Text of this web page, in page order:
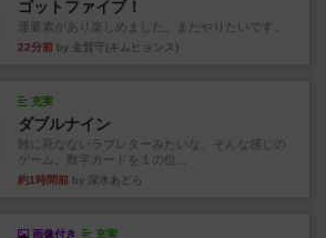
ゴットファイブ！
運要素があり楽しめました。またやりたいです。
22分前 by 金賢守(キムヒョンス)
充実
ダブルナイン
雑に死なないラブレターみたいな、そんな感じの
ゲーム。数字カードを１の位...
約1時間前 by 深水あどら
画像付き 充実